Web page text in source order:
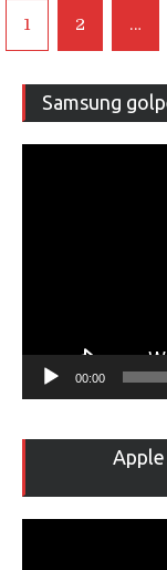
Navegación
de
entradas
1 2 …
Samsung
00:00